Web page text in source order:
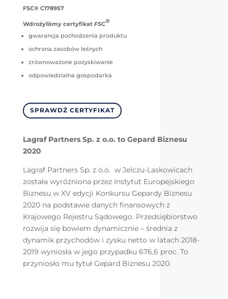
FSC® C178957
Wdrożyliśmy certyfikat FSC®
gwarancja pochodzenia produktu
ochrona zasobów leśnych
zrównoważone pozyskiwanie
odpowiedzialna gospodarka
SPRAWDŹ CERTYFIKAT
Lagraf Partners Sp. z o.o. to Gepard Biznesu
2020
Lagraf Partners Sp. z o.o. w Jelczu-Laskowicach
została wyróżniona przez Instytut Europejskiego
Biznesu w XV edycji Konkursu Gepardy Biznesu
2020 na podstawie danych finansowych z
Krajowego Rejestru Sądowego. Przedsiębiorstwo
rozwija się bowiem dynamicznie – średnia z
dynamik przychodów i zysku netto w latach 2018-
2019 wyniosła w jego przypadku 676,6 proc. To
przyniosło mu tytuł Gepard Biznesu 2020.